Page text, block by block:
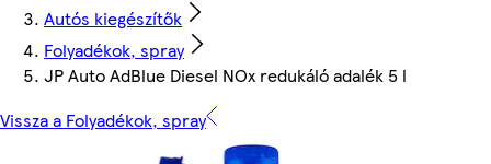
Autós kiegészítők
Folyadékok, spray
JP Auto AdBlue Diesel NOx redukáló adalék 5 l
Vissza a Folyadékok, spray